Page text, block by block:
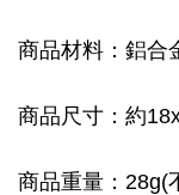
商品材料：
商品尺寸：約
商品重量：28g(